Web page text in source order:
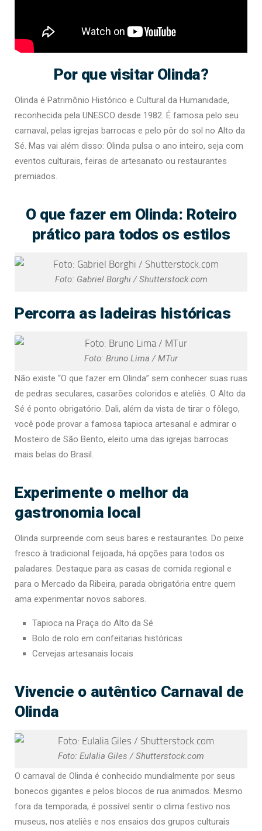
Por que visitar Olinda?
Olinda é Patrimônio Histórico e Cultural da Humanidade,
reconhecida pela UNESCO desde 1982. É famosa pelo seu
carnaval, pelas igrejas barrocas e pelo pôr do sol no Alto da
Sé. Mas vai além disso: Olinda pulsa o ano inteiro, seja com
eventos culturais, feiras de artesanato ou restaurantes
premiados.
O que fazer em Olinda: Roteiro
prático para todos os estilos
Foto: Gabriel Borghi / Shutterstock.com
Percorra as ladeiras históricas
Foto: Bruno Lima / MTur
Não existe “O que fazer em Olinda” sem conhecer suas ruas
de pedras seculares, casarões coloridos e ateliês. O Alto da
Sé é ponto obrigatório. Dali, além da vista de tirar o fôlego,
você pode provar a famosa tapioca artesanal e admirar o
Mosteiro de São Bento, eleito uma das igrejas barrocas
mais belas do Brasil.
Experimente o melhor da
gastronomia local
Olinda surpreende com seus bares e restaurantes. Do peixe
fresco à tradicional feijoada, há opções para todos os
paladares. Destaque para as casas de comida regional e
para o Mercado da Ribeira, parada obrigatória entre quem
ama experimentar novos sabores.
Tapioca na Praça do Alto da Sé
Bolo de rolo em confeitarias históricas
Cervejas artesanais locais
Vivencie o autêntico Carnaval de
Olinda
Foto: Eulalia Giles / Shutterstock.com
O carnaval de Olinda é conhecido mundialmente por seus
bonecos gigantes e pelos blocos de rua animados. Mesmo
fora da temporada, é possível sentir o clima festivo nos
museus, nos ateliês e nos ensaios dos grupos culturais